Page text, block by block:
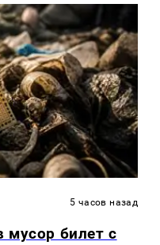
5 часов назад
мусор билет с